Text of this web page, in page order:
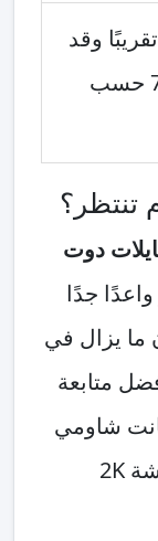
تبدأ من 7,000mAh تقريبًا وقد
تصل إلى 7,800mAh حسب
تنتظر؟
دوت
يبدو واعدًا جدًا
ما يزال في
متابعة
شاومي
ستقدّم بالفعل هاتفًا يجمع بين شاشة 2K